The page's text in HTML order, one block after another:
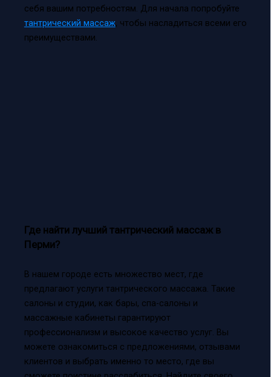
себя вашим потребностям. Для начала попробуйте
тантрический массаж, чтобы насладиться всеми его
преимуществами.
Где найти лучший тантрический массаж в
Перми?
В нашем городе есть множество мест, где
предлагают услуги тантрического массажа. Такие
салоны и студии, как бары, спа-салоны и
массажные кабинеты гарантируют
профессионализм и высокое качество услуг. Вы
можете ознакомиться с предложениями, отзывами
клиентов и выбрать именно то место, где вы